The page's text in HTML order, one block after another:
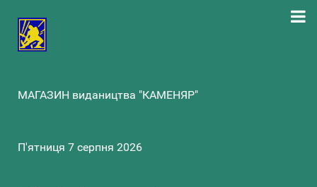
МАГАЗИН видаництва "КАМЕНЯР"
П'ятниця 7 серпня 2026